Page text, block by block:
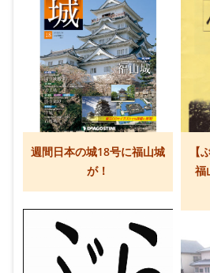
週間日本の城18号に福山城
が！
【
福